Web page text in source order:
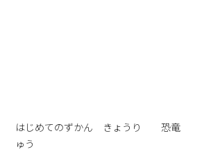
はじめてのずかん きょうり
ゅう
恐竜